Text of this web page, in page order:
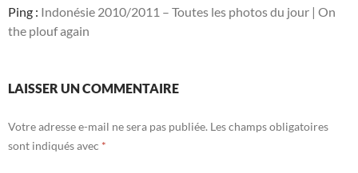
Ping : Indonésie 2010/2011 – Toutes les photos du jour | On
the plouf again
LAISSER UN COMMENTAIRE
Votre adresse e-mail ne sera pas publiée. Les champs obligatoires
sont indiqués avec *